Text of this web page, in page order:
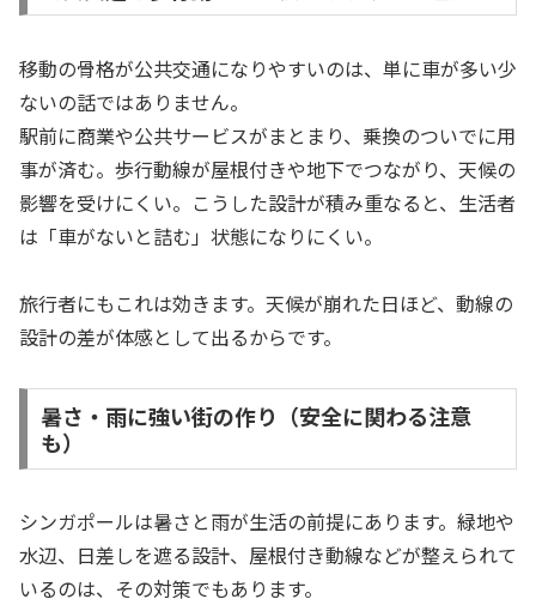
移動の骨格が公共交通になりやすいのは、単に車が多い少
ないの話ではありません。
駅前に商業や公共サービスがまとまり、乗換のついでに用
事が済む。歩行動線が屋根付きや地下でつながり、天候の
影響を受けにくい。こうした設計が積み重なると、生活者
は「車がないと詰む」状態になりにくい。
旅行者にもこれは効きます。天候が崩れた日ほど、動線の
設計の差が体感として出るからです。
暑さ・雨に強い街の作り（安全に関わる注意
も）
シンガポールは暑さと雨が生活の前提にあります。緑地や
水辺、日差しを遮る設計、屋根付き動線などが整えられて
いるのは、その対策でもあります。